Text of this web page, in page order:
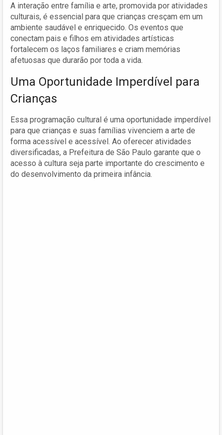
A interação entre família e arte, promovida por atividades
culturais, é essencial para que crianças cresçam em um
ambiente saudável e enriquecido. Os eventos que
conectam pais e filhos em atividades artísticas
fortalecem os laços familiares e criam memórias
afetuosas que durarão por toda a vida.
Uma Oportunidade Imperdível para
Crianças
Essa programação cultural é uma oportunidade imperdível
para que crianças e suas famílias vivenciem a arte de
forma acessível e acessível. Ao oferecer atividades
diversificadas, a Prefeitura de São Paulo garante que o
acesso à cultura seja parte importante do crescimento e
do desenvolvimento da primeira infância.